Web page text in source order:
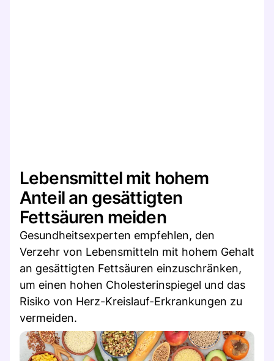
Lebensmittel mit hohem
Anteil an gesättigten
Fettsäuren meiden
Gesundheitsexperten empfehlen, den
Verzehr von Lebensmitteln mit hohem Gehalt
an gesättigten Fettsäuren einzuschränken,
um einen hohen Cholesterinspiegel und das
Risiko von Herz-Kreislauf-Erkrankungen zu
vermeiden.